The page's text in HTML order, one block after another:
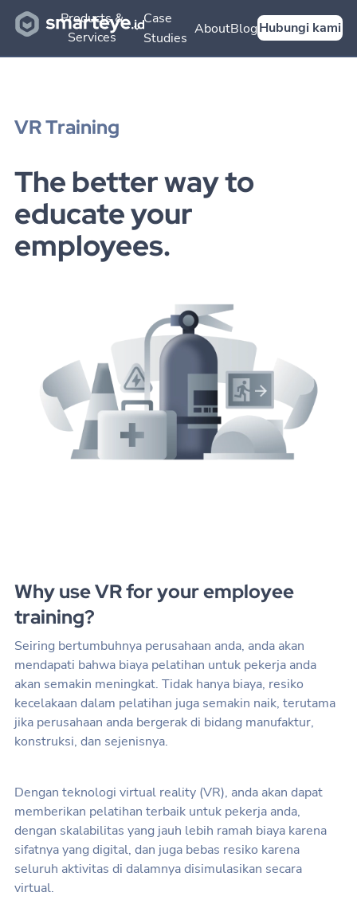
Products &
Services
Case
Studies
AboutBlogHubungi kami
VR Training
The better way to
educate your
employees.
Why use VR for your employee
training?
Seiring bertumbuhnya perusahaan anda, anda akan
mendapati bahwa biaya pelatihan untuk pekerja anda
akan semakin meningkat. Tidak hanya biaya, resiko
kecelakaan dalam pelatihan juga semakin naik, terutama
jika perusahaan anda bergerak di bidang manufaktur,
konstruksi, dan sejenisnya.
Dengan teknologi virtual reality (VR), anda akan dapat
memberikan pelatihan terbaik untuk pekerja anda,
dengan skalabilitas yang jauh lebih ramah biaya karena
sifatnya yang digital, dan juga bebas resiko karena
seluruh aktivitas di dalamnya disimulasikan secara
virtual.